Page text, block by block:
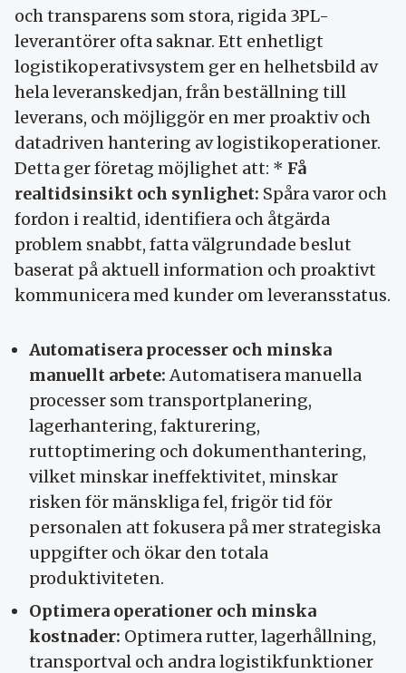
och transparens som stora, rigida 3PL-
leverantörer ofta saknar. Ett enhetligt
logistikoperativsystem ger en helhetsbild av
hela leveranskedjan, från beställning till
leverans, och möjliggör en mer proaktiv och
datadriven hantering av logistikoperationer.
Detta ger företag möjlighet att: * Få
realtidsinsikt och synlighet: Spåra varor och
fordon i realtid, identifiera och åtgärda
problem snabbt, fatta välgrundade beslut
baserat på aktuell information och proaktivt
kommunicera med kunder om leveransstatus.
Automatisera processer och minska
manuellt arbete:Automatisera manuella
processer som transportplanering,
lagerhantering, fakturering,
ruttoptimering och dokumenthantering,
vilket minskar ineffektivitet, minskar
risken för mänskliga fel, frigör tid för
personalen att fokusera på mer strategiska
uppgifter och ökar den totala
produktiviteten.
Optimera operationer och minska
kostnader: Optimera rutter, lagerhållning,
transportval och andra logistikfunktioner